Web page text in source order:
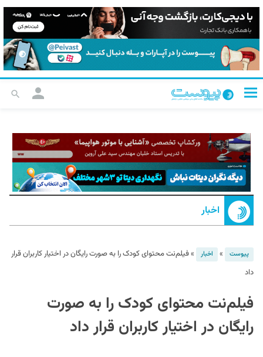
اخبار
پیوست » اخبار »فیلم‌نت محتوای کودک را به صورت رایگان در اختیار کاربران قرار
داد
فیلم‌نت محتوای کودک را به صورت
رایگان در اختیار کاربران قرار داد